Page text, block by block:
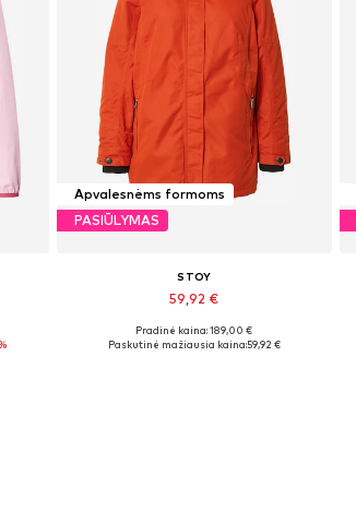
Apvalesnėms formoms
PASIŪLYMAS
STOY
59,92 €
Galimi dydžiai: L, L-XL
Pradinė kaina: 189,00 €
Paskutinė mažiausia kaina:59,92 €